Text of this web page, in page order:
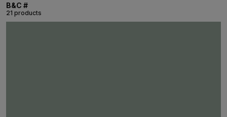
B&C #
21 products